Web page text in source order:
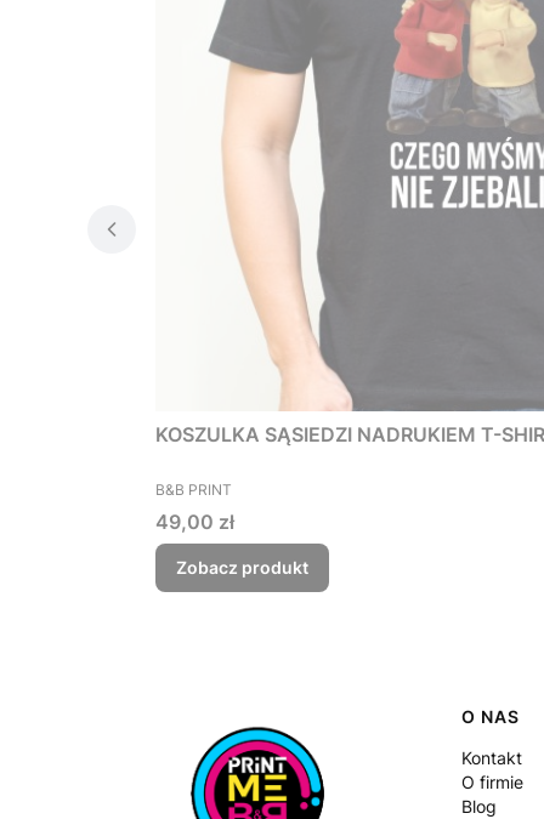
KOSZULKA SĄSIEDZI NADRUKIEM T-
PRODUCENT
B&B PRINT
Cena
49,00 zł
Zobacz produkt
Linki
O NAS
Kontakt
O firmie
Blog